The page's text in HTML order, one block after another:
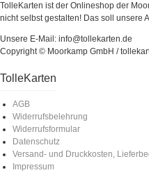
TolleKarten ist der Onlineshop der
nicht selbst gestalten! Das soll unsere
Unsere E-Mail: info@tollekarten.de
Copyright © Moorkamp GmbH /
TolleKarten
AGB
Widerrufsbelehrung
Widerrufsformular
Datenschutz
Versand- und Druckkosten,
Impressum